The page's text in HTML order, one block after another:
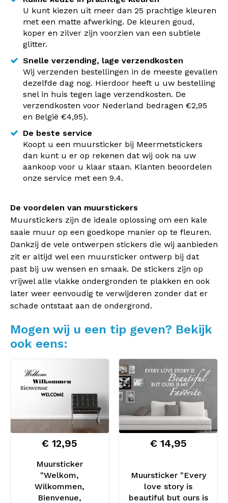
U kunt kiezen uit meer dan 25 prachtige kleuren
met een matte afwerking. De kleuren goud,
koper en zilver zijn voorzien van een subtiele
glitter.
Snelle verzending, lage verzendkosten
Wij verzenden bestellingen in de meeste gevallen
dezelfde dag nog. Hierdoor heeft u uw bestelling
snel in huis tegen lage verzendkosten. De
verzendkosten voor Nederland bedragen €2,95
en België €4,95).
De beste service
Koopt u een muursticker bij Meermetstickers
dan kunt u er op rekenen dat wij ook na uw
aankoop voor u klaar staan. Klanten beoordelen
onze service met een 9.4.
De voordelen van muurstickers
Muurstickers zijn de ideale oplossing om een kale
saaie muur op een goedkope manier op te fleuren.
Dankzij de vele ontwerpen stickers die wij aanbieden
zit er altijd wel een muursticker ontwerp bij dat
past bij uw wensen en smaak. De stickers zijn op
vrijwel alle vlakke ondergronden te plakken en ook
later weer eenvoudig te verwijderen zonder dat er
schade ontstaat aan de ondergrond.
Mogen wij u een tip geven? Bekijk
ook eens:
Muursticker
"Welkom,
Wilkommen,
Bienvenue,
€ 12,95
Muursticker "Every
love story is
beautiful but ours is
€ 14,95